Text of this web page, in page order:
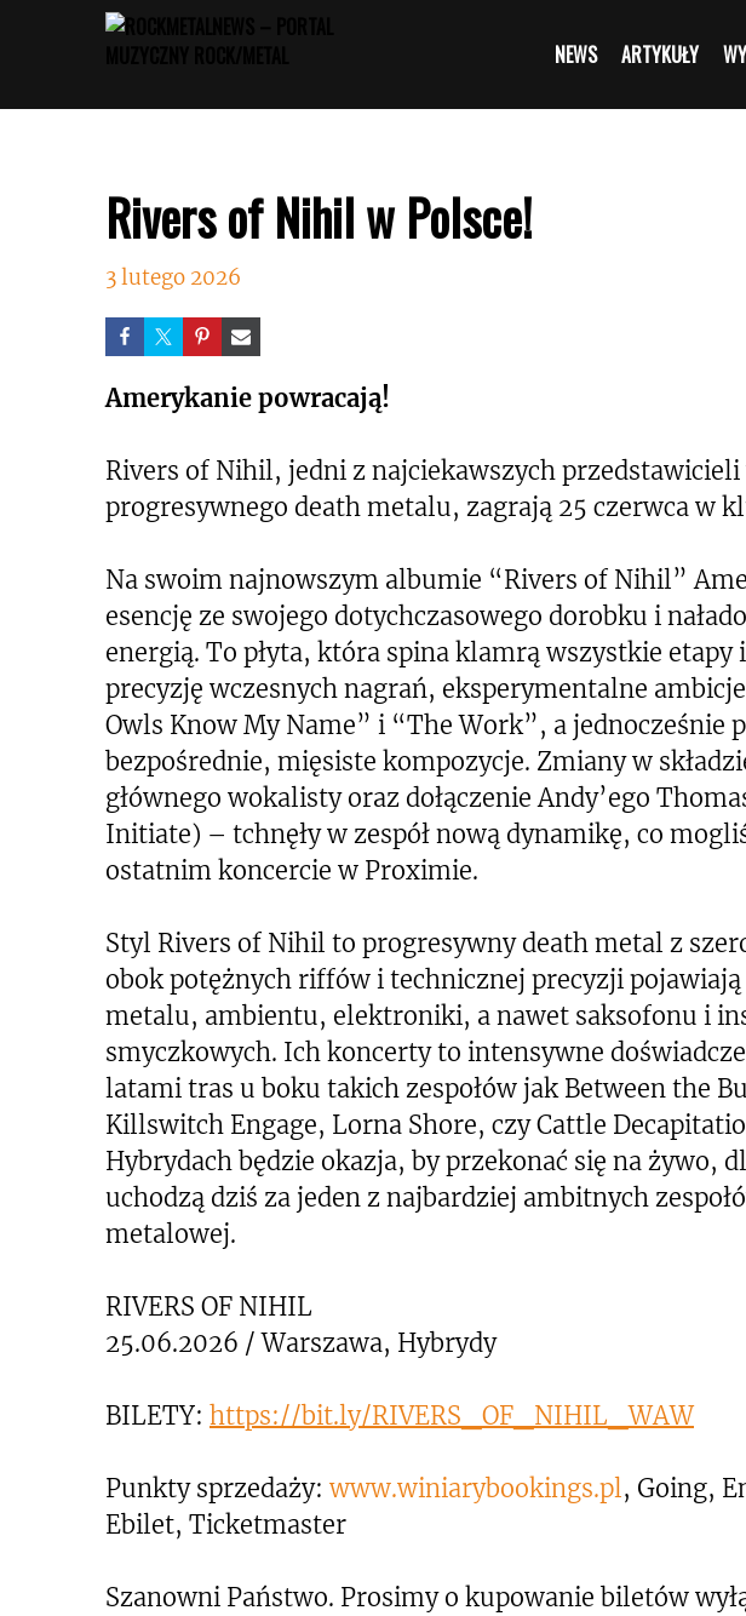
NEWS ARTYKUŁY
Rivers of Nihil w Polsce!
3 lutego 2026
Amerykanie powracają!
Rivers of Nihil, jedni z najciekawszych przedstawicieli
progresywnego death metalu, zagrają 25 czerwca w
Na swoim najnowszym albumie “Rivers of Nihil”
esencję ze swojego dotychczasowego dorobku i
energią. To płyta, która spina klamrą wszystkie
precyzję wczesnych nagrań, eksperymentalne
Owls Know My Name” i “The Work”, a jednocześnie
bezpośrednie, mięsiste kompozycje. Zmiany w
głównego wokalisty oraz dołączenie Andy’ego
Initiate) – tchnęły w zespół nową dynamikę, co
ostatnim koncercie w Proximie.
Styl Rivers of Nihil to progresywny death metal z
obok potężnych riffów i technicznej precyzji
metalu, ambientu, elektroniki, a nawet saksofonu i
smyczkowych. Ich koncerty to intensywne
latami tras u boku takich zespołów jak Between the
Killswitch Engage, Lorna Shore, czy Cattle
Hybrydach będzie okazja, by przekonać się na żywo,
uchodzą dziś za jeden z najbardziej ambitnych
metalowej.
RIVERS OF NIHIL
25.06.2026 / Warszawa, Hybrydy
BILETY: https://bit.ly/RIVERS_OF_NIHIL_WAW
Punkty sprzedaży: www.winiarybookings.pl , Going,
Ebilet, Ticketmaster
Szanowni Państwo. Prosimy o kupowanie biletów